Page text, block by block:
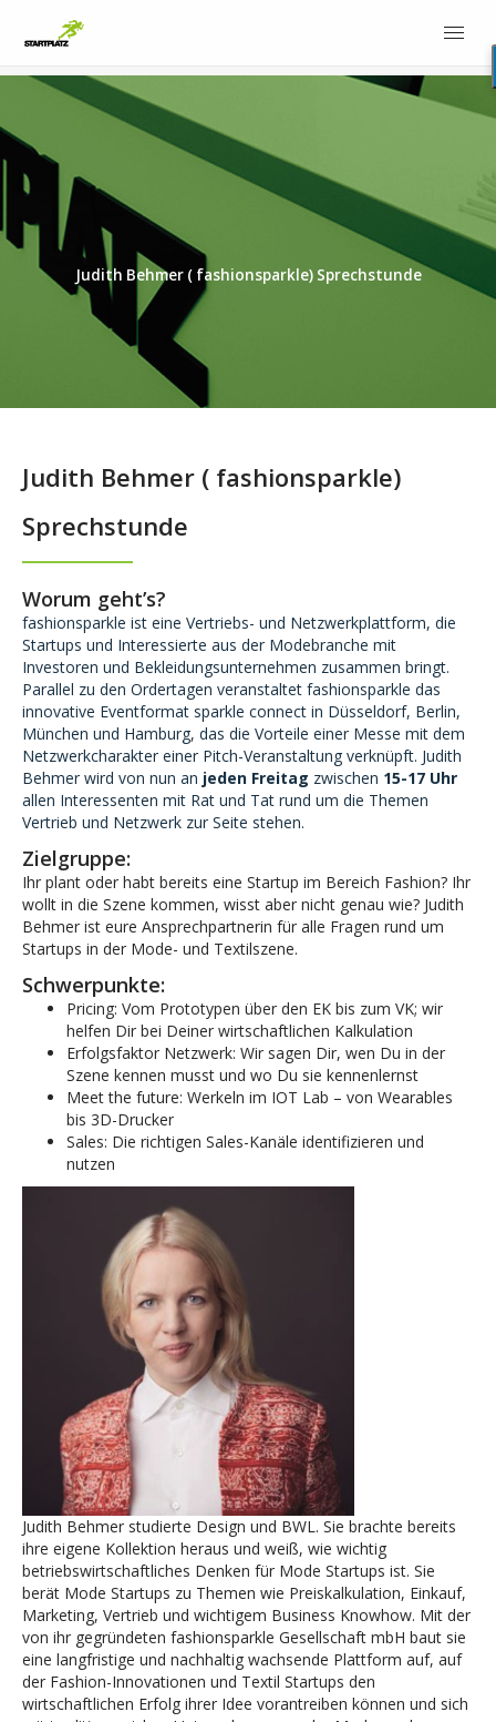
Judith Behmer ( fashionsparkle) Sprechstunde
Judith Behmer ( fashionsparkle)
Sprechstunde
Worum geht’s?
fashionsparkle ist eine Vertriebs- und Netzwerkplattform, die
Startups und Interessierte aus der Modebranche mit
Investoren und Bekleidungsunternehmen zusammen bringt.
Parallel zu den Ordertagen veranstaltet fashionsparkle das
innovative Eventformat sparkle connect in Düsseldorf, Berlin,
München und Hamburg, das die Vorteile einer Messe mit dem
Netzwerkcharakter einer Pitch-Veranstaltung verknüpft. Judith
Behmer wird von nun an jeden Freitag zwischen 15-17 Uhr
allen Interessenten mit Rat und Tat rund um die Themen
Vertrieb und Netzwerk zur Seite stehen.
Zielgruppe:
Ihr plant oder habt bereits eine Startup im Bereich Fashion? Ihr
wollt in die Szene kommen, wisst aber nicht genau wie? Judith
Behmer ist eure Ansprechpartnerin für alle Fragen rund um
Startups in der Mode- und Textilszene.
Schwerpunkte:
Pricing: Vom Prototypen über den EK bis zum VK; wir
helfen Dir bei Deiner wirtschaftlichen Kalkulation
Erfolgsfaktor Netzwerk: Wir sagen Dir, wen Du in der
Szene kennen musst und wo Du sie kennenlernst
Meet the future: Werkeln im IOT Lab – von Wearables
bis 3D-Drucker
Sales: Die richtigen Sales-Kanäle identifizieren und
nutzen
Judith Behmer studierte Design und BWL. Sie brachte bereits
ihre eigene Kollektion heraus und weiß, wie wichtig
betriebswirtschaftliches Denken für Mode Startups ist. Sie
berät Mode Startups zu Themen wie Preiskalkulation, Einkauf,
Marketing, Vertrieb und wichtigem Business Knowhow. Mit der
von ihr gegründeten fashionsparkle Gesellschaft mbH baut sie
eine langfristige und nachhaltig wachsende Plattform auf, auf
der Fashion-Innovationen und Textil Startups den
wirtschaftlichen Erfolg ihrer Idee vorantreiben können und sich